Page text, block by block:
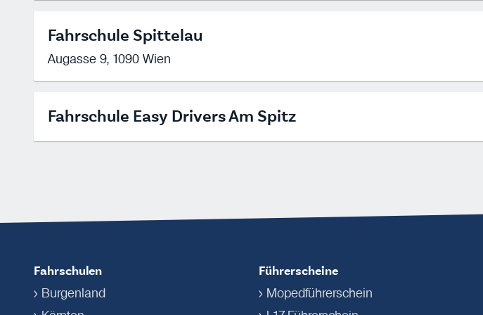
Fahrschule Spittelau
Augasse 9, 1090 Wien
Fahrschule Easy Drivers Am Spitz
Fahrschulen
Burgenland
Führerscheine
Mopedführerschein